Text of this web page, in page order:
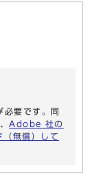
要です。同
Adobe 社の
無償）して